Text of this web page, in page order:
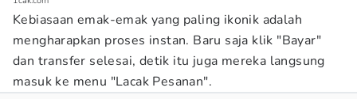
Kebiasaan emak-emak yang paling ikonik adalah
mengharapkan proses instan. Baru saja klik "Bayar"
dan transfer selesai, detik itu juga mereka langsung
masuk ke menu "Lacak Pesanan".